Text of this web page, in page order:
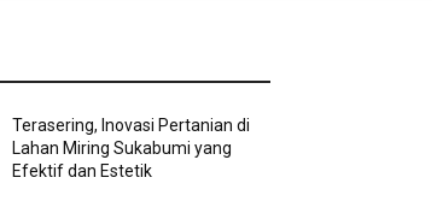
Terasering, Inovasi Pertanian di
Lahan Miring Sukabumi yang
Efektif dan Estetik